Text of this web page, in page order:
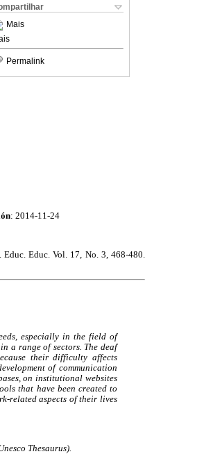
Mais
Permalink
: 2014-11-24
Educ. Vol. 17, No. 3, 468-480.
especially in the field of
a range of sectors. The deaf
their difficulty affects
of communication
on institutional websites
that have been created to
related aspects of their lives
Thesaurus).